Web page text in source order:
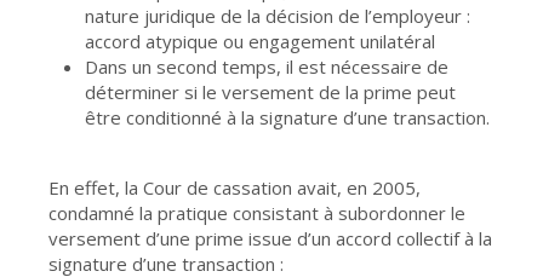
nature juridique de la décision de l’employeur :
accord atypique ou engagement unilatéral
Dans un second temps, il est nécessaire de
déterminer si le versement de la prime peut
être conditionné à la signature d’une transaction.
En effet, la Cour de cassation avait, en 2005,
condamné la pratique consistant à subordonner le
versement d’une prime issue d’un accord collectif à la
signature d’une transaction :